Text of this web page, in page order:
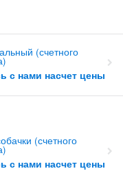
(счетного
с нами насчет цены
(счетного
с нами насчет цены